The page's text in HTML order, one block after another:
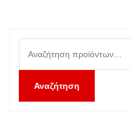
για:
Αναζήτηση